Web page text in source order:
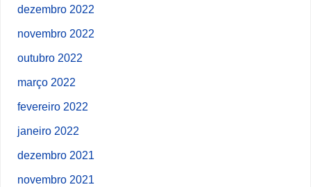
dezembro 2022
novembro 2022
outubro 2022
março 2022
fevereiro 2022
janeiro 2022
dezembro 2021
novembro 2021